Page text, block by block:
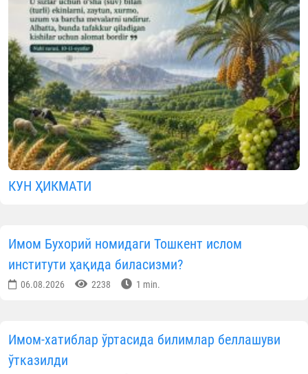
КУН ҲИКМАТИ
Имом Бухорий номидаги Тошкент ислом
институти ҳақида биласизми?
06.08.2026 2238 1 min.
Имом-хатиблар ўртасида билимлар беллашуви
ўтказилди